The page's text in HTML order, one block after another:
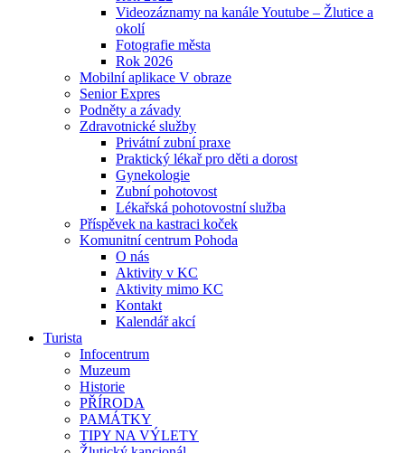
Videozáznamy na kanále Youtube – Žlutice a
okolí
Fotografie města
Rok 2026
Mobilní aplikace V obraze
Senior Expres
Podněty a závady
Zdravotnické služby
Privátní zubní praxe
Praktický lékař pro děti a dorost
Gynekologie
Zubní pohotovost
Lékařská pohotovostní služba
Příspěvek na kastraci koček
Komunitní centrum Pohoda
O nás
Aktivity v KC
Aktivity mimo KC
Kontakt
Kalendář akcí
Turista
Infocentrum
Muzeum
Historie
PŘÍRODA
PAMÁTKY
TIPY NA VÝLETY